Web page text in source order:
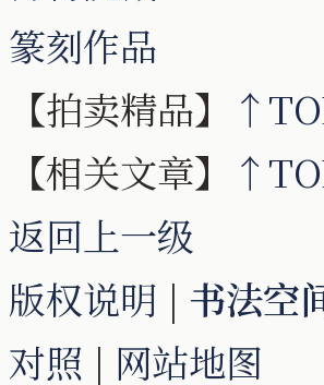
篆刻作品
【拍卖精品】
【相关文章】
返回上一级
版权说明 | 书法空
对照 | 网站地图